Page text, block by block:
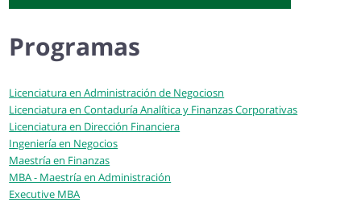
Programas
Licenciatura en Administración de Negociosn
Licenciatura en Contaduría Analítica y Finanzas Corporativas
Licenciatura en Dirección Financiera
Ingeniería en Negocios
Maestría en Finanzas
MBA - Maestría en Administración
Executive MBA